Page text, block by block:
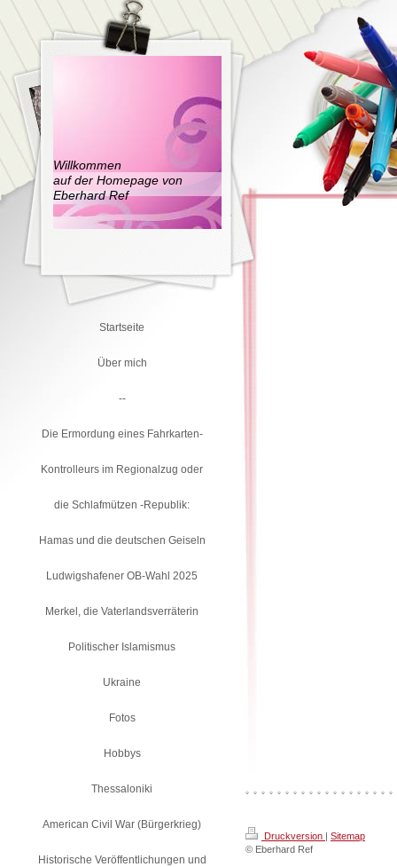
Willkommen
auf der Homepage von
Eberhard Ref
Druckversion | Sitemap
© Eberhard Ref
Startseite
Über mich
--
Die Ermordung eines Fahrkarten-
Kontrolleurs im Regionalzug oder
die Schlafmützen -Republik:
Hamas und die deutschen Geiseln
Ludwigshafener OB-Wahl 2025
Merkel, die Vaterlandsverräterin
Politischer Islamismus
Ukraine
Fotos
Hobbys
Thessaloniki
American Civil War (Bürgerkrieg)
Historische Veröffentlichungen und